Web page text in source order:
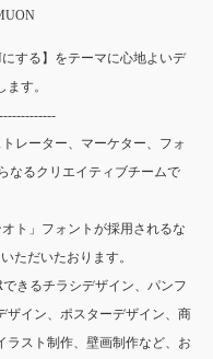
する】をテーマに心地よいデ
す。
レーター、マーケター、フォ
なるクリエイティブチームで
オト」フォントが採用されるな
ただいたおります。
きるチラシデザイン、パンフ
ザイン、ポスターデザイン、商
ラスト制作、壁画制作など、お